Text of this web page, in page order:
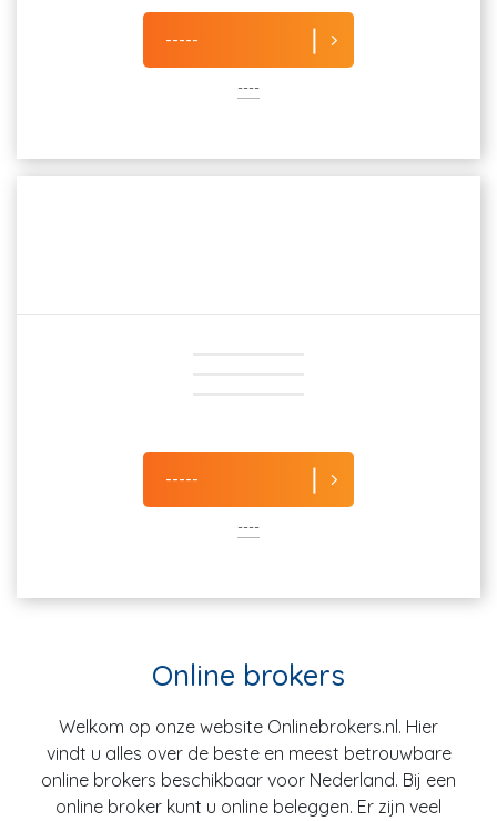
-----
----
-----
----
Online brokers
Welkom op onze website Onlinebrokers.nl. Hier
vindt u alles over de beste en meest betrouwbare
online brokers beschikbaar voor Nederland. Bij een
online broker kunt u online beleggen. Er zijn veel